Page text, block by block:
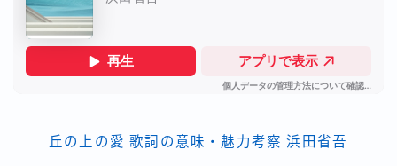
丘の上の愛 歌詞の意味・魅力考察 浜田省吾